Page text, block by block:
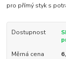
pro přímý styk s
Dostupnost
Měrná cena